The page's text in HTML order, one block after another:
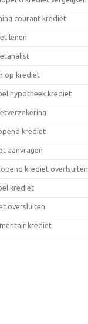
courant krediet
lenen
op krediet
hypotheek krediet
krediet
aanvragen
krediet overlsuiten
krediet
oversluiten
krediet